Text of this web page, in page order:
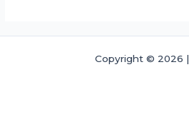
Copyright © 2026 |